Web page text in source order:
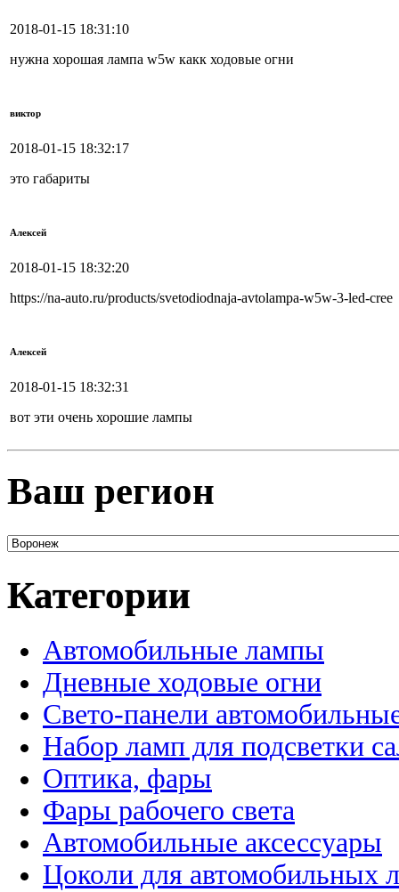
2018-01-15 18:31:10
нужна хорошая лампа w5w какк ходовые огни
виктор
2018-01-15 18:32:17
это габариты
Алексей
2018-01-15 18:32:20
https://na-auto.ru/products/svetodiodnaja-avtolampa-w5w-3-led-cree
Алексей
2018-01-15 18:32:31
вот эти очень хорошие лампы
Ваш регион
Категории
Автомобильные лампы
Дневные ходовые огни
Свето-панели
Набор ламп для подсветки
Оптика, фары
Фары рабочего света
Автомобильные аксессуары
Цоколи для автомобильных